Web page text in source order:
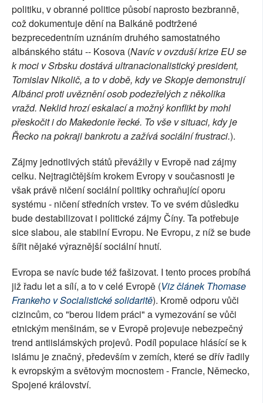
politiku, v obranné politice působí naprosto bezbranně,
což dokumentuje dění na Balkáně podtržené
bezprecedentním uznáním druhého samostatného
albánského státu -- Kosova (Navíc v ovzduší krize EU se
k moci v Srbsku dostává ultranacionalistický president,
Tomislav Nikolič, a to v době, kdy ve Skopje demonstrují
Albánci proti uvěznění osob podezřelých z několika
vražd. Neklid hrozí eskalací a možný konflikt by mohl
přeskočit i do Makedonie řecké. To vše v situaci, kdy je
Řecko na pokraji bankrotu a zažívá sociální frustraci.).
Zájmy jednotlivých států převážily v Evropě nad zájmy
celku. Nejtragičtějším krokem Evropy v současnosti je
však právě ničení sociální politiky ochraňující oporu
systému - ničení středních vrstev. To ve svém důsledku
bude destabilizovat i politické zájmy Číny. Ta potřebuje
sice slabou, ale stabilní Evropu. Ne Evropu, z níž se bude
šířit nějaké výraznější sociální hnutí.
Evropa se navíc bude též fašizovat. I tento proces probíhá
již řadu let a sílí, a to v celé Evropě (Viz článek Thomase
Frankeho v Socialistické solidaritě). Kromě odporu vůči
cizincům, co "berou lidem práci" a vymezování se vůči
etnickým menšinám, se v Evropě projevuje nebezpečný
trend antiislámských projevů. Podíl populace hlásící se k
islámu je značný, především v zemích, které se dřív řadily
k evropským a světovým mocnostem - Francie, Německo,
Spojené království.